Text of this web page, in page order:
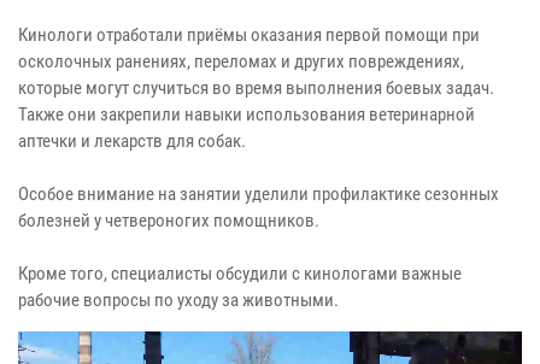
Кинологи отработали приёмы оказания первой помощи при
осколочных ранениях, переломах и других повреждениях,
которые могут случиться во время выполнения боевых задач.
Также они закрепили навыки использования ветеринарной
аптечки и лекарств для собак.
Особое внимание на занятии уделили профилактике сезонных
болезней у четвероногих помощников.
Кроме того, специалисты обсудили с кинологами важные
рабочие вопросы по уходу за животными.